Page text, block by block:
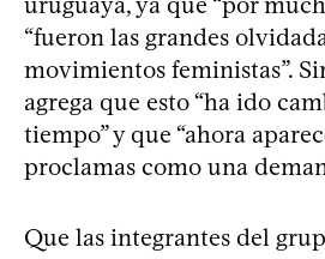
“fueron las grandes
movimientos feministas”.
agrega que esto “ha ido
tiempo” y que “ahora
proclamas como una
Que las integrantes del